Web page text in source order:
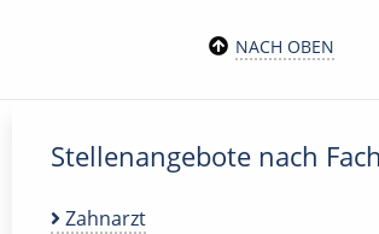
NACH OBEN
Stellenangebote nach
Zahnarzt